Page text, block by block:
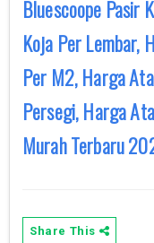
Bluescoope Pasir
Koja Per Lembar,
Per M2, Harga
Persegi, Harga
Murah Terbaru
Share This